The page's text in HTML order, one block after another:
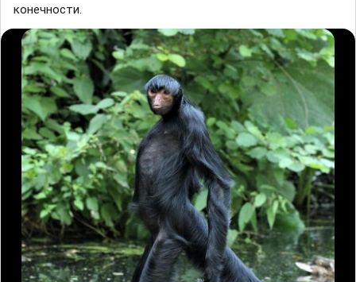
конечности.